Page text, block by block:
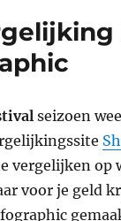
seizoen
vergelijken op
voor je geld